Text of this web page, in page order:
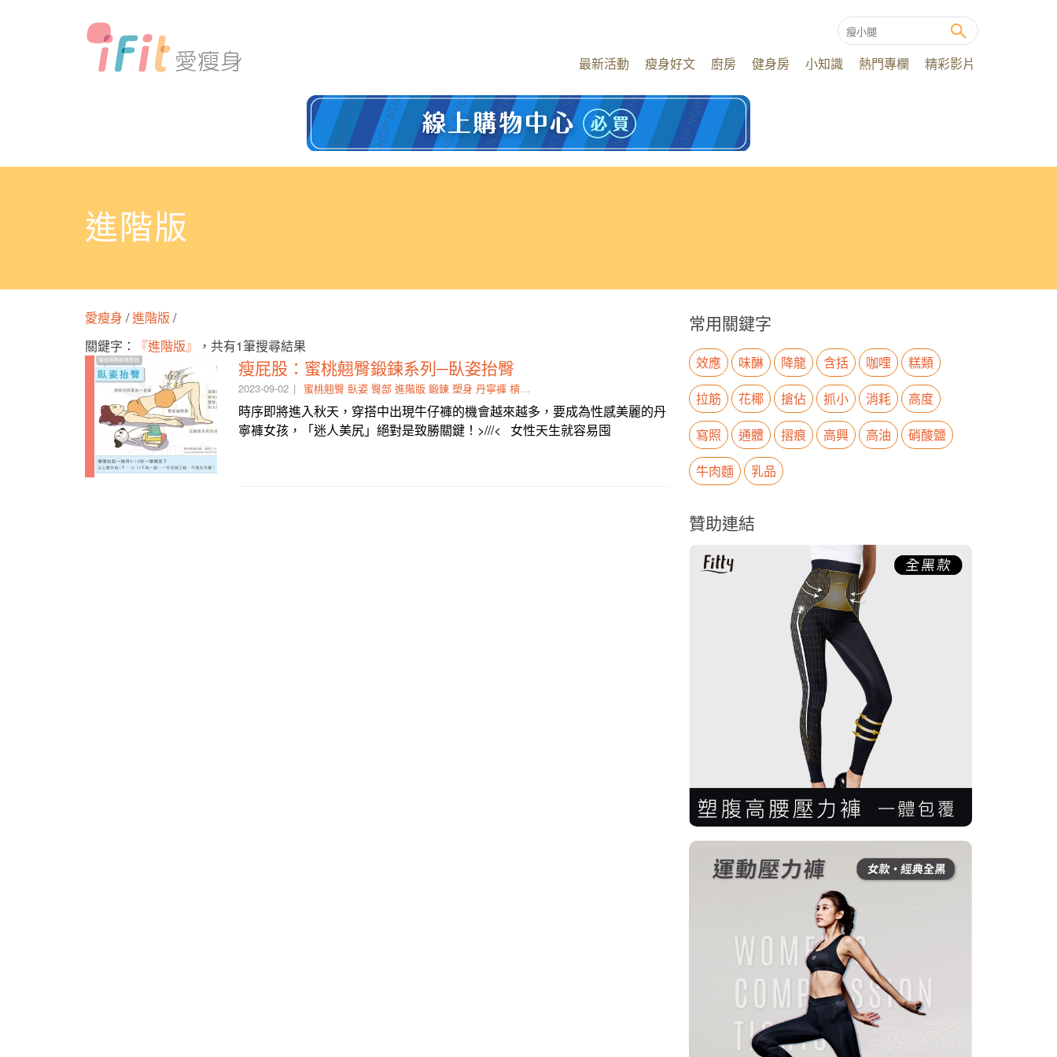
最新活動 瘦身好文 廚房 健身房 小知識 熱門專欄 精彩影片
進階版
愛瘦身 /進階版 /
關鍵字：
『進階版』 ，共有1筆搜尋結果
瘦屁股：蜜桃翹臀鍛鍊系列─臥姿抬臀
2023-09-02 蜜桃翹臀 臥姿 臀部 進階版 鍛鍊 塑身 丹寧褲 槓片
時序即將進入秋天，穿搭中出現牛仔褲的機會越來越多，要成為性感美麗的丹
寧褲女孩，「迷人美尻」絕對是致勝關鍵！>///< 女性天生就容易囤
常用關鍵字
效應 味醂 降龍 含括 咖哩
糕類
拉筋
花椰 搶佔 抓小 消耗
高度
寫照
通體 摺痕 高興 高油
硝酸鹽
牛肉麵
乳品
贊助連結